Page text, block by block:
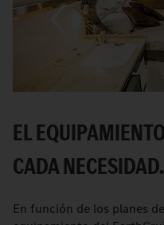
EL
CADA NECESIDAD.
En función de los planes